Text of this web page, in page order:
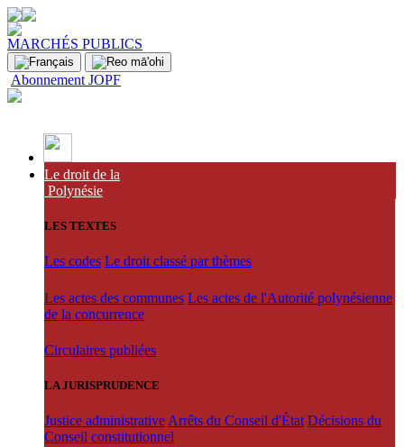
MARCHÉS PUBLICS
Abonnement JOPF
Le droit de la
Polynésie
LES TEXTES
Les codes Le droit classé par thèmes
Les actes des communes Les actes de l'Autorité polynésienne
de la concurrence
Circulaires publiées
LA JURISPRUDENCE
Justice administrative Arrêts du Conseil d'État Décisions du
Conseil constitutionnel